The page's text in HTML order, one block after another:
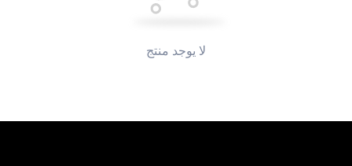
لا يوجد منتج